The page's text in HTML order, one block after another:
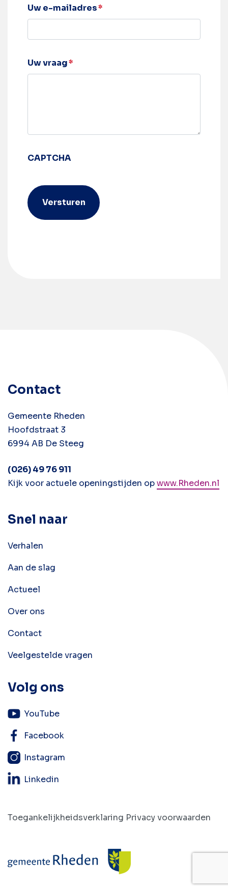
Uw e-mailadres*
Uw vraag*
CAPTCHA
Contact
Gemeente Rheden
Hoofdstraat 3
6994 AB De Steeg
(026) 49 76 911
Kijk voor actuele openingstijden opwww.Rheden.nl
Snel naar
Verhalen
Aan de slag
Actueel
Over ons
Contact
Veelgestelde vragen
Volg ons
YouTube
Facebook
Instagram
Linkedin
Toegankelijkheidsverklaring Privacy voorwaarden